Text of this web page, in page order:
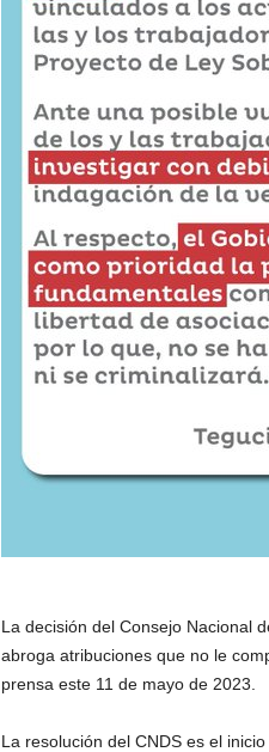
La decisión del Consejo Nacional
abroga atribuciones que no le
prensa este 11 de mayo de 2023.
La resolución del CNDS es el